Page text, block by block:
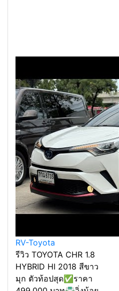
RV-Toyota
รีวิว TOYOTA CHR 1.8
HYBRID HI 2018 สีขาว
มุก ตัวท้อปสุด✅ราคา